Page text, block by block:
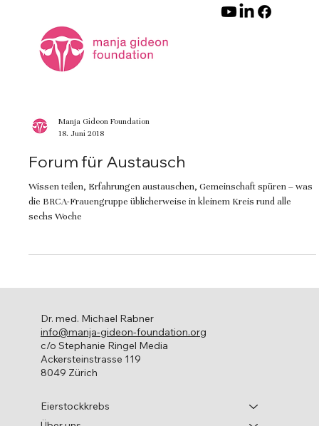
Manja Gideon Foundation
18. Juni 2018
Forum für Austausch
Wissen teilen, Erfahrungen austauschen, Gemeinschaft spüren – was
die BRCA-Frauengruppe üblicherweise in kleinem Kreis rund alle
sechs Woche
Eierstockkrebs
Dr. med. Michael Rabner
info@manja-gideon-foundation.org
c/o Stephanie Ringel Media
Ackersteinstrasse 119
8049 Zürich